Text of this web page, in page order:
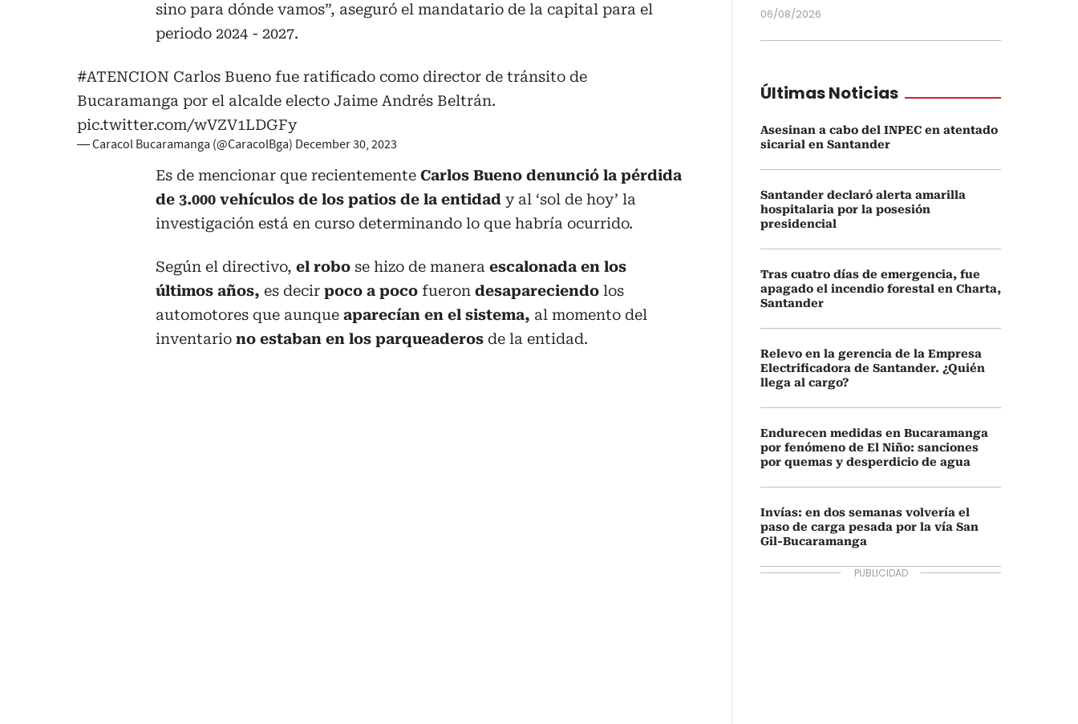
sino para dónde vamos”, aseguró el mandatario de la capital para el
periodo 2024 - 2027.
#ATENCION Carlos Bueno fue ratificado como director de tránsito de
Bucaramanga por el alcalde electo Jaime Andrés Beltrán.
pic.twitter.com/wVZV1LDGFy
— Caracol Bucaramanga (@CaracolBga) December 30, 2023
Es de mencionar que recientemente Carlos Bueno denunció la pérdida
de 3.000 vehículos de los patios de la entidad y al ‘sol de hoy’ la
investigación está en curso determinando lo que habría ocurrido.
Según el directivo, el robo se hizo de manera escalonada en los
últimos años, es decir poco a poco fueron desapareciendo los
automotores que aunque aparecían en el sistema, al momento del
inventario no estaban en los parqueaderos de la entidad.
06/08/2026
Últimas Noticias
Asesinan a cabo del INPEC en atentado
sicarial en Santander
Santander declaró alerta amarilla
hospitalaria por la posesión
presidencial
Tras cuatro días de emergencia, fue
apagado el incendio forestal en Charta,
Santander
Relevo en la gerencia de la Empresa
Electrificadora de Santander. ¿Quién
llega al cargo?
Endurecen medidas en Bucaramanga
por fenómeno de El Niño: sanciones
por quemas y desperdicio de agua
Invías: en dos semanas volvería el
paso de carga pesada por la vía San
Gil-Bucaramanga